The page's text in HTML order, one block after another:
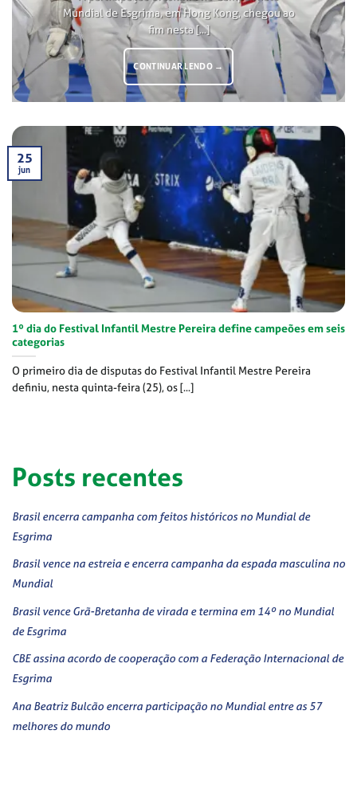
Mundial de Esgrima, em Hong Kong, chegou ao
fim nesta [...]
CONTINUAR LENDO →
1º dia do Festival Infantil Mestre Pereira define campeões em seis
categorias
O primeiro dia de disputas do Festival Infantil Mestre Pereira
definiu, nesta quinta-feira (25), os [...]
25
jun
Posts recentes
Brasil encerra campanha com feitos históricos no Mundial de
Esgrima
Brasil vence na estreia e encerra campanha da espada masculina no
Mundial
Brasil vence Grã-Bretanha de virada e termina em 14º no Mundial
de Esgrima
CBE assina acordo de cooperação com a Federação Internacional de
Esgrima
Ana Beatriz Bulcão encerra participação no Mundial entre as 57
melhores do mundo